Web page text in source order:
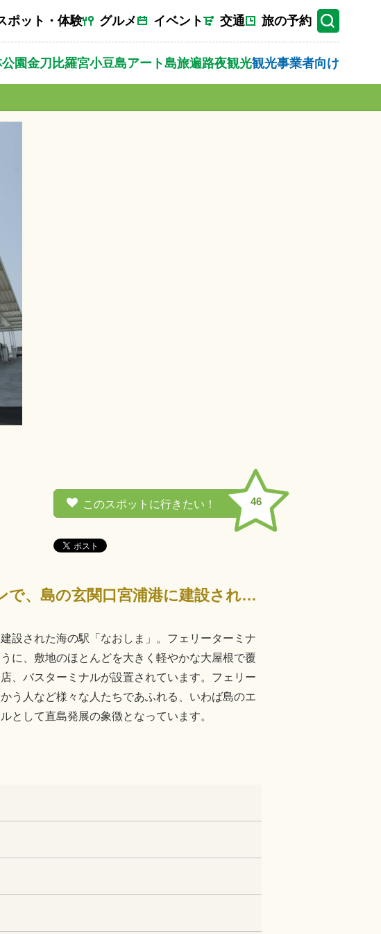
ポット・体験 グルメ イベント 交通 旅の予約
園金刀比羅宮小豆島アート島旅遍路夜観光観光事業者向け
46
アートの島と呼ばれる直島町によくマッチした斬新なデザインで、島の玄関口宮浦港に建設された海の駅「なお…
設された海の駅「なおしま」。フェリーターミナ
に、敷地のほとんどを大きく軽やかな大屋根で覆
、バスターミナルが設置されています。フェリー
う人など様々な人たちであふれる、いわば島のエ
として直島発展の象徴となっています。